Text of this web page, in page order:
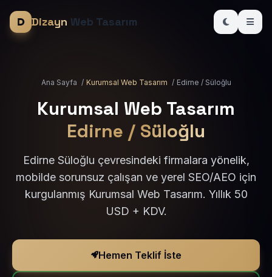
Dizayn Web Tasarım
Ana Sayfa / Kurumsal Web Tasarım / Edirne / Süloğlu
Kurumsal Web Tasarım
Edirne / Süloğlu
Edirne Süloğlu çevresindeki firmalara yönelik,
mobilde sorunsuz çalışan ve yerel SEO/AEO için
kurgulanmış Kurumsal Web Tasarım. Yıllık 50
USD + KDV.
Hemen Teklif İste